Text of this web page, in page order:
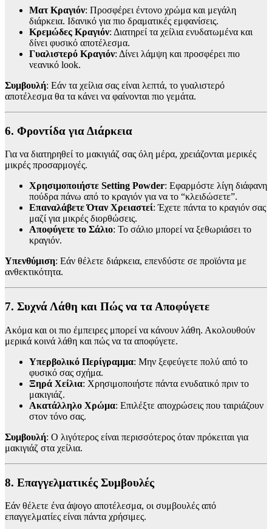
Ματ Κραγιόν: Προσφέρει έντονο χρώμα και μεγάλη
διάρκεια. Ιδανικό για πιο δραματικές εμφανίσεις.
Κρεμώδες Κραγιόν: Διατηρεί τα χείλια ενυδατωμένα και
δίνει φυσικό αποτέλεσμα.
Γυαλιστερό Κραγιόν: Δίνει λάμψη και προσφέρει πιο
νεανικό look.
Συμβουλή: Εάν τα χείλια σας είναι λεπτά, το γυαλιστερό
αποτέλεσμα θα τα κάνει να φαίνονται πιο γεμάτα.
6. Φροντίδα για Διάρκεια
Για να διατηρηθεί το μακιγιάζ σας όλη μέρα, χρειάζονται μερικές
μικρές προσαρμογές.
Χρησιμοποιήστε Setting Powder: Εφαρμόστε λίγη διάφανη
πούδρα πάνω από το κραγιόν για να το “κλειδώσετε”.
Επαναλάβετε Όταν Χρειαστεί: Έχετε πάντα το κραγιόν σας
μαζί για μικρές διορθώσεις.
Αποφύγετε το Σάλιο: Το σάλιο μπορεί να ξεθωριάσει το
κραγιόν.
Υπενθύμιση: Εάν θέλετε διάρκεια, επενδύστε σε προϊόντα με
ανθεκτικότητα.
7. Συχνά Λάθη και Πώς να τα Αποφύγετε
Ακόμα και οι πιο έμπειρες μπορεί να κάνουν λάθη. Ακολουθούν
μερικά κοινά λάθη και πώς να τα αποφύγετε.
Υπερβολικό Περίγραμμα: Μην ξεφεύγετε πολύ από το
φυσικό σας σχήμα.
Ξηρά Χείλια: Χρησιμοποιήστε πάντα ενυδατικό πριν το
μακιγιάζ.
Ακατάλληλο Χρώμα: Επιλέξτε αποχρώσεις που ταιριάζουν
στον τόνο σας.
Συμβουλή: Ο λιγότερος είναι περισσότερος όταν πρόκειται για
μακιγιάζ στα χείλια.
8. Επαγγελματικές Συμβουλές
Εάν θέλετε ένα άψογο αποτέλεσμα, οι συμβουλές από
επαγγελματίες είναι πάντα χρήσιμες.